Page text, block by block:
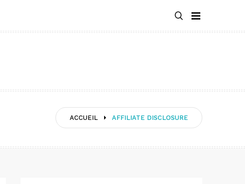
ACCUEIL AFFILIATE DISCLOSURE